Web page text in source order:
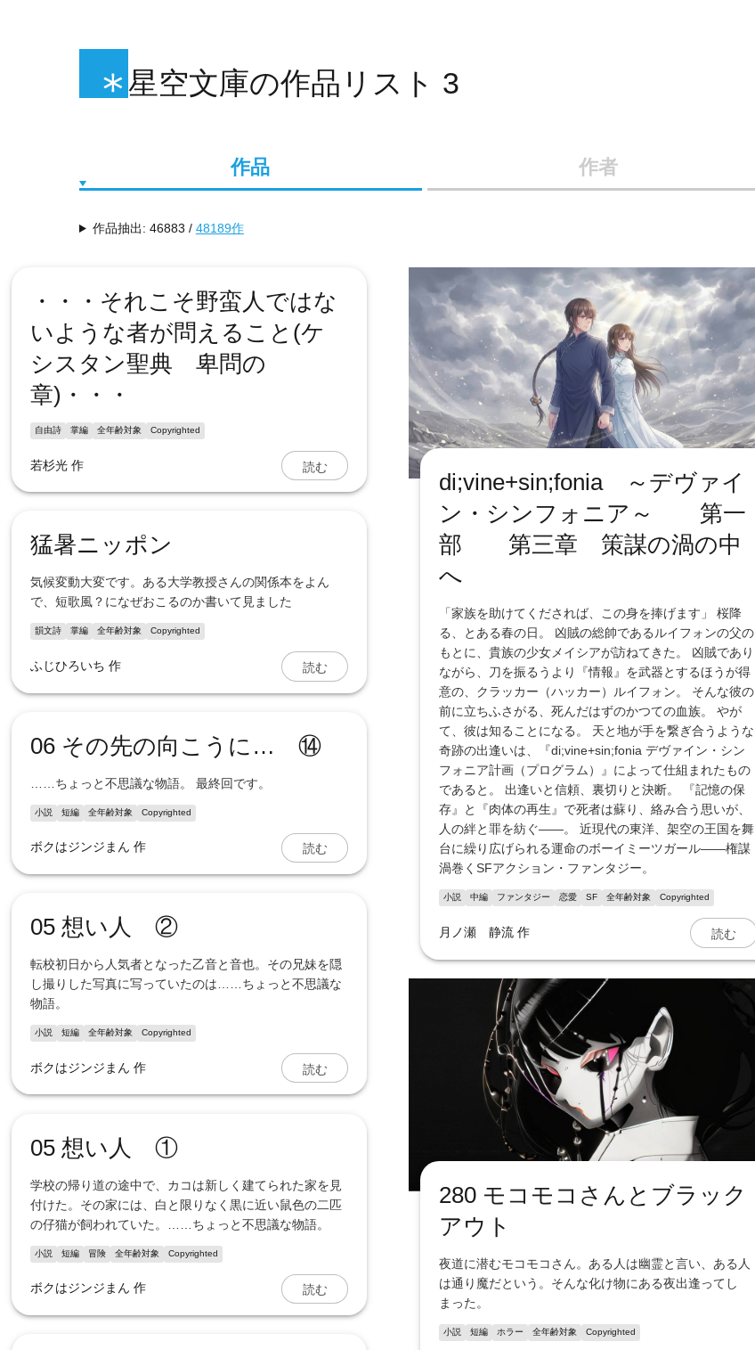
星空文庫の作品リスト 3
作品 作者
作品抽出: 46883 / 48189作
・・・それこそ野蛮人ではな
いような者が問えること(ケ
シスタン聖典 卑問の
章)・・・
自由詩 掌編 全年齢対象 Copyrighted
若杉光 作 読む
猛暑ニッポン
気候変動大変です。ある大学教授さんの関係本をよん
で、短歌風？になぜおこるのか書いて見ました
韻文詩 掌編 全年齢対象 Copyrighted
ふじひろいち 作 読む
06 その先の向こうに… ⑭
……ちょっと不思議な物語。 最終回です。
小説 短編 全年齢対象 Copyrighted
ボクはジンジまん 作 読む
05 想い人 ②
転校初日から人気者となった乙音と音也。その兄妹を隠
し撮りした写真に写っていたのは……ちょっと不思議な
物語。
小説 短編 全年齢対象 Copyrighted
ボクはジンジまん 作 読む
05 想い人 ①
学校の帰り道の途中で、カコは新しく建てられた家を見
付けた。その家には、白と限りなく黒に近い鼠色の二匹
の仔猫が飼われていた。……ちょっと不思議な物語。
小説 短編 冒険 全年齢対象 Copyrighted
ボクはジンジまん 作 読む
di;vine+sin;fonia ～デヴァイ
ン・シンフォニア～ 第一
部 第三章 策謀の渦の中
へ
「家族を助けてくだされば、この身を捧げます」 桜降
る、とある春の日。 凶賊の総帥であるルイフォンの父の
もとに、貴族の少女メイシアが訪ねてきた。 凶賊であり
ながら、刀を振るうより『情報』を武器とするほうが得
意の、クラッカー（ハッカー）ルイフォン。 そんな彼の
前に立ちふさがる、死んだはずのかつての血族。 やが
て、彼は知ることになる。 天と地が手を繋ぎ合うような
奇跡の出逢いは、『di;vine+sin;fonia デヴァイン・シン
フォニア計画（プログラム）』によって仕組まれたもの
であると。 出逢いと信頼、裏切りと決断。 『記憶の保
存』と『肉体の再生』で死者は蘇り、絡み合う思いが、
人の絆と罪を紡ぐ――。 近現代の東洋、架空の王国を舞
台に繰り広げられる運命のボーイミーツガール――権謀
渦巻くSFアクション・ファンタジー。
小説 中編 ファンタジー 恋愛 SF 全年齢対象 Copyrighted
月ノ瀬 静流 作 読む
280 モコモコさんとブラック
アウト
夜道に潜むモコモコさん。ある人は幽霊と言い、ある人
は通り魔だという。そんな化け物にある夜出逢ってし
まった。
小説 短編 ホラー 全年齢対象 Copyrighted